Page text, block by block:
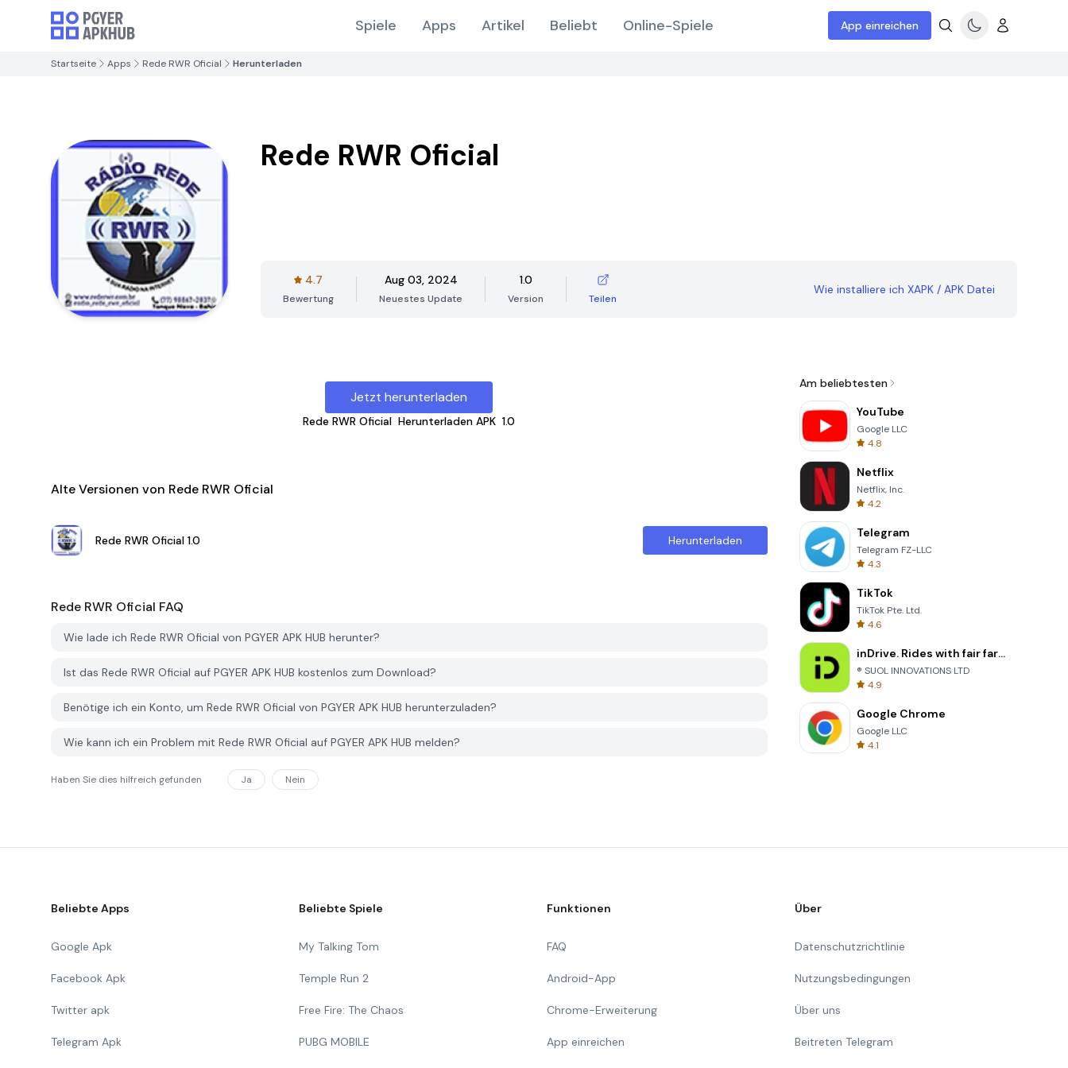
Spiele Apps Artikel Beliebt Online-Spiele App einreichen
Startseite Apps Rede RWR Oficial Herunterladen
Rede RWR Oficial
4.7
Bewertung
Aug 03, 2024
Neuestes Update
1.0
Version Teilen
Wie installiere ich XAPK / APK Datei
Jetzt herunterladen
Rede RWR Oficial Herunterladen APK 1.0
Alte Versionen von Rede RWR Oficial
Rede RWR Oficial 1.0 Herunterladen
Rede RWR Oficial FAQ
Wie lade ich Rede RWR Oficial von PGYER APK HUB herunter?
Ist das Rede RWR Oficial auf PGYER APK HUB kostenlos zum Download?
Benötige ich ein Konto, um Rede RWR Oficial von PGYER APK HUB herunterzuladen?
Wie kann ich ein Problem mit Rede RWR Oficial auf PGYER APK HUB melden?
Haben Sie dies hilfreich gefunden Ja Nein
Am beliebtesten
YouTube
Google LLC
4.8
Netflix
Netflix, Inc.
4.2
Telegram
Telegram FZ-LLC
4.3
TikTok
TikTok Pte. Ltd.
4.6
inDrive. Rides with fair fares
® SUOL INNOVATIONS LTD
4.9
Google Chrome
Google LLC
4.1
Beliebte Apps
Google Apk
Facebook Apk
Twitter apk
Telegram Apk
Beliebte Spiele
My Talking Tom
Temple Run 2
Free Fire: The Chaos
PUBG MOBILE
Funktionen
FAQ
Android-App
Chrome-Erweiterung
App einreichen
Über
Datenschutzrichtlinie
Nutzungsbedingungen
Über uns
Beitreten Telegram